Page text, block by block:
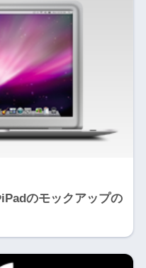
のモックアップの